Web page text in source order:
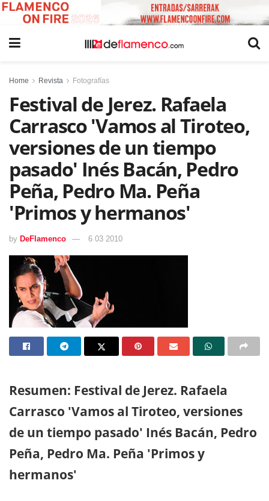
Home Revista Fotografías
Festival de Jerez. Rafaela
Carrasco 'Vamos al Tiroteo,
versiones de un tiempo
pasado' Inés Bacán, Pedro
Peña, Pedro Ma. Peña
'Primos y hermanos'
by DeFlamenco 6 03 2010
Resumen: Festival de Jerez. Rafaela
Carrasco 'Vamos al Tiroteo, versiones
de un tiempo pasado' Inés Bacán, Pedro
Peña, Pedro Ma. Peña 'Primos y
hermanos'